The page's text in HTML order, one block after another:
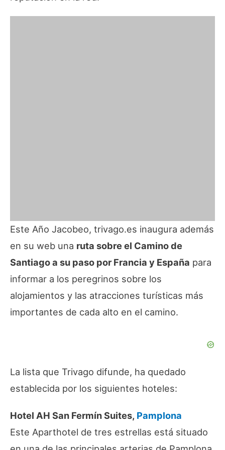
Este Año Jacobeo, trivago.es inaugura además
en su web una ruta sobre el Camino de
Santiago a su paso por Francia y España para
informar a los peregrinos sobre los
alojamientos y las atracciones turísticas más
importantes de cada alto en el camino.
La lista que Trivago difunde, ha quedado
establecida por los siguientes hoteles:
Hotel AH San Fermín Suites, Pamplona
Este Aparthotel de tres estrellas está situado